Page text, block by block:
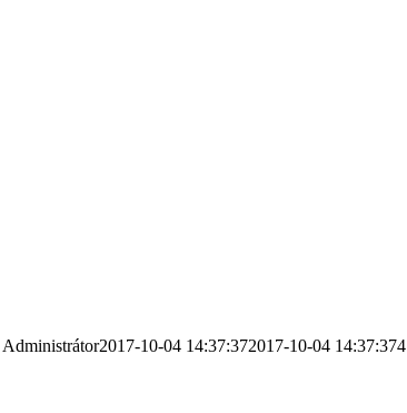
Administrátor2017-10-04 14:37:372017-10-04 14:37:374